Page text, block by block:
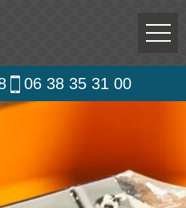
06 38 35 31 00